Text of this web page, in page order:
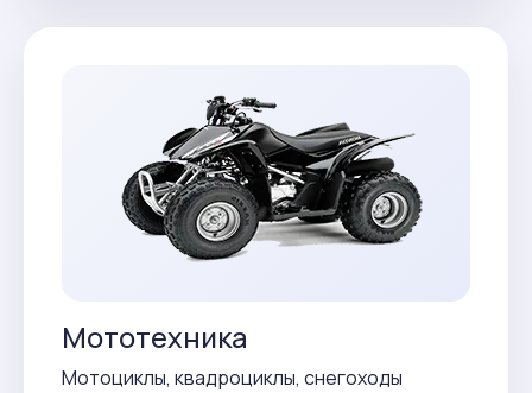
Мототехника
Мотоциклы, квадроциклы, снегоходы